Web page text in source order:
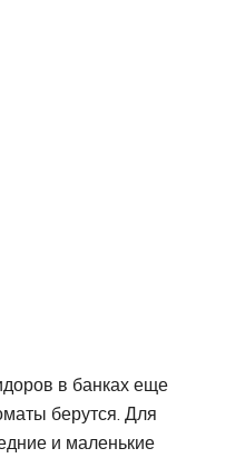
в банках еще
берутся. Для
и маленькие